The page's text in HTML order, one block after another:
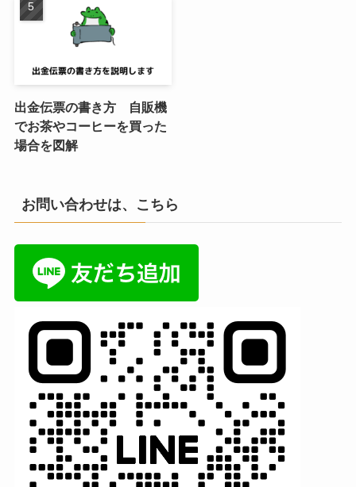
出金伝票の書き方 自販機
でお茶やコーヒーを買った
場合を図解
お問い合わせは、こちら